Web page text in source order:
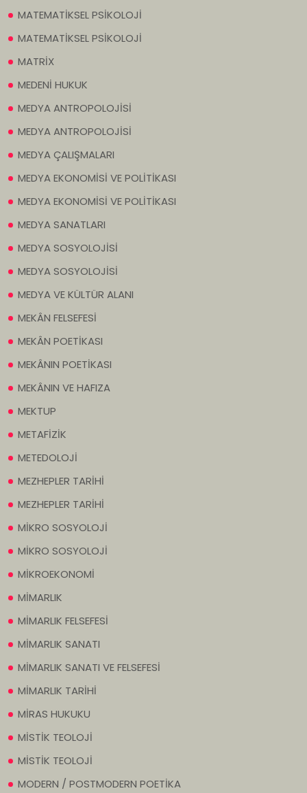
MATEMATİKSEL PSİKOLOJİ
MATEMATİKSEL PSİKOLOJİ
MATRİX
MEDENİ HUKUK
MEDYA ANTROPOLOJİSİ
MEDYA ANTROPOLOJİSİ
MEDYA ÇALIŞMALARI
MEDYA EKONOMİSİ VE POLİTİKASI
MEDYA EKONOMİSİ VE POLİTİKASI
MEDYA SANATLARI
MEDYA SOSYOLOJİSİ
MEDYA SOSYOLOJİSİ
MEDYA VE KÜLTÜR ALANI
MEKÂN FELSEFESİ
MEKÂN POETİKASI
MEKÂNIN POETİKASI
MEKÂNIN VE HAFIZA
MEKTUP
METAFİZİK
METEDOLOJİ
MEZHEPLER TARİHİ
MEZHEPLER TARİHİ
MİKRO SOSYOLOJİ
MİKRO SOSYOLOJİ
MİKROEKONOMİ
MİMARLIK
MİMARLIK FELSEFESİ
MİMARLIK SANATI
MİMARLIK SANATI VE FELSEFESİ
MİMARLIK TARİHİ
MİRAS HUKUKU
MİSTİK TEOLOJİ
MİSTİK TEOLOJİ
MODERN / POSTMODERN POETİKA